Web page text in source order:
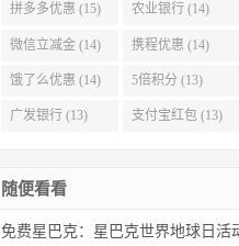
拼多多优惠 (15) 农业银行 (14)
微信立减金 (14) 携程优惠 (14)
饿了么优惠 (14) 5倍积分 (13)
广发银行 (13) 支付宝红包 (13)
随便看看
免费星巴克：星巴克世界地球日活